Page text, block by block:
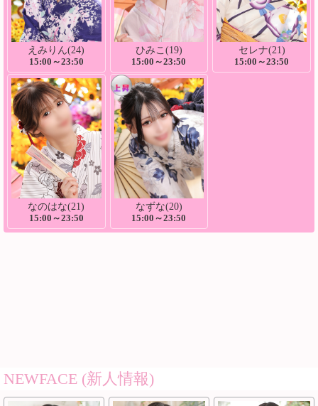
えみりん(24)
15:00～23:50
ひみこ(19)
15:00～23:50
セレナ(21)
15:00～23:50
なのはな(21)
15:00～23:50
なずな(20)
15:00～23:50
NEWFACE (新人情報)